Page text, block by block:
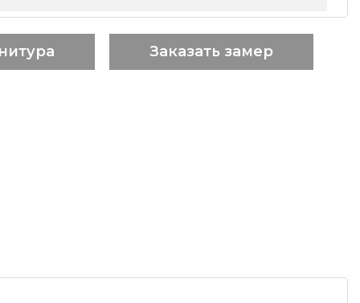
Заказать замер